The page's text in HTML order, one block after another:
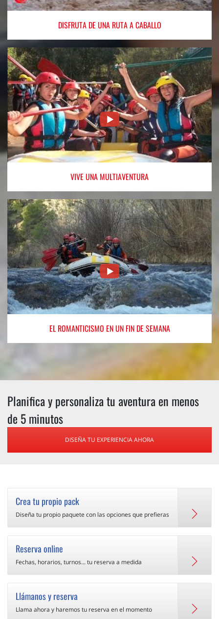
DISFRUTADE UNA RUTA A CABALLO
VIVE UNA MULTIAVENTURA
EL ROMANTICISMO EN UN FIN DE SEMANA
Planifica y personaliza tu aventura en menos
de 5 minutos
DISEÑA TU EXPERIENCIA AHORA
Crea tu propio pack
Diseña tu propio paquete con las opciones que prefieras
Reserva online
Fechas, horarios, turnos... tu reserva a medida
Llámanos y reserva
Llama ahora y haremos tu reserva en el momento